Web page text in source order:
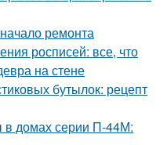
ремонта
росписей: все, что
на стене
бутылок: рецепт
в домах серии П-44М: